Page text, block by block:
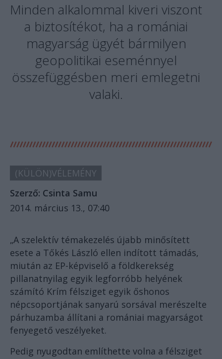
Minden alkalommal kiveri viszont
a biztosítékot, ha a romániai
magyarság ügyét bármilyen
geopolitikai eseménnyel
összefüggésben meri emlegetni
valaki.
(KÜLÖN)VÉLEMÉNY
Szerző: Csinta Samu
2014. március 13., 07:40
„A szelektív témakezelés újabb minősített
esete a Tőkés László ellen indított támadás,
miután az EP-képviselő a földkerekség
pillanatnyilag egyik legforróbb helyének
számító Krím félsziget egyik őshonos
népcsoportjának sanyarú sorsával merészelte
párhuzamba állítani a romániai magyarságot
fenyegető veszélyeket.
Pedig nyugodtan említhette volna a félsziget